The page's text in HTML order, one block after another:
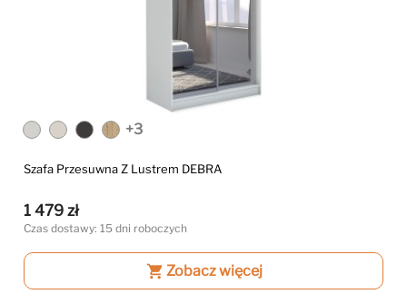
+3
Szafa Przesuwna Z Lustrem DEBRA
1 479 zł
Czas dostawy: 15 dni roboczych
shopping_cart Zobacz więcej